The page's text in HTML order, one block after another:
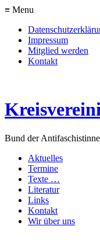
≡ Menu
Impressum
Mitglied werden
Kontakt
Bund der
Aktuelles
Termine
Texte …
Literatur
Links
Kontakt
Wir über uns